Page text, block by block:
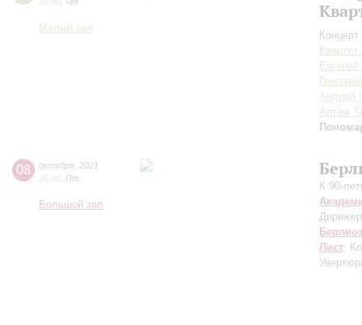
Малый зал
Андрей
Артём
08 октября 2021
20:00 Пт
Большой зал
К 90-
Берлиоз
Лист: